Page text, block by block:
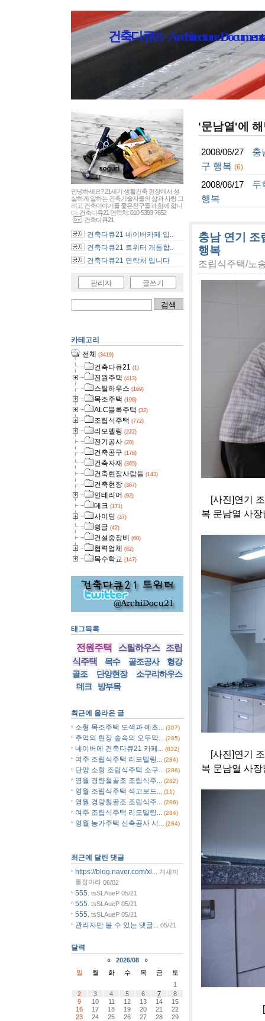
건축다큐21 - Architecture
'문남열'에
2008/06/27
충
구 행복 (6)
2008/06/17
두
행복
충남 연기 조
행복
조립식주택/노
[사진]연기 조
복 문남열 사장
[사진]연기 조
복 문남열 사장
[사진]연기
안녕하세요? 21세기 생활건축 현장에서 성
실하게 일하는 건축기술자들의 삶과 사랑 그
리고 건축이야기를 좋은친구들과 함께 합니
다. 건축다큐21 연락처: 010-5393-7652
건축다큐21
건축다큐21 네이버카페 입..
건축다큐21 트위터 개통합..
건축다큐21 연락처 입니다
관리자 글쓰기
카테고리
전체 (3419)
건축다큐21 (1)
전원주택 (413)
스틸하우스 (169)
목조주택 (106)
ALC블록주택 (32)
조립식주택 (772)
리모델링 (222)
전기공사 (20)
건축공구 (178)
건축자재 (365)
건축현장사람들 (143)
건축현장 (367)
인테리어 (92)
데크 (171)
사이딩 (37)
슁글 (42)
건설중장비 (60)
협력업체 (82)
목수학교 (147)
태그목록
전원주택 스틸하우스
조립
식주택
목수 골조공사
형강
골조
단양현장
소구리하우스
데크
방부목
최근에 올라온 글
소형 목조주택 도색과 예초...
(307)
추억의 현장 숲속의 오두막... (285)
네이버에 건축다큐21 카페... (832)
여주 조립식주택 리모델링... (284)
단양 소형 조립식주택 소구... (286)
영월 경량철골조 조립식주... (282)
영월 조립식주택 석고보드... (11)
영월 경량철골조 조립식주... (286)
여주 조립식주택 리모델링... (284)
영월 농가주택 신축공사 시... (284)
최근에 달린 댓글
https://blog.naver.com/xl...
개새끼
를잡아라 06/02
555. tsSLAueP 05/21
555. tsSLAueP 05/21
555. tsSLAueP 05/21
관리자만 볼 수 있는 댓글... 05/21
달력
« 2026/08
»
일
월 화 수 목 금
토
1
2
3 4 5 6 7
8
9
10 11 12 13 14
15
16
17 18 19 20 21
22
23
24 25 26 27 28
29